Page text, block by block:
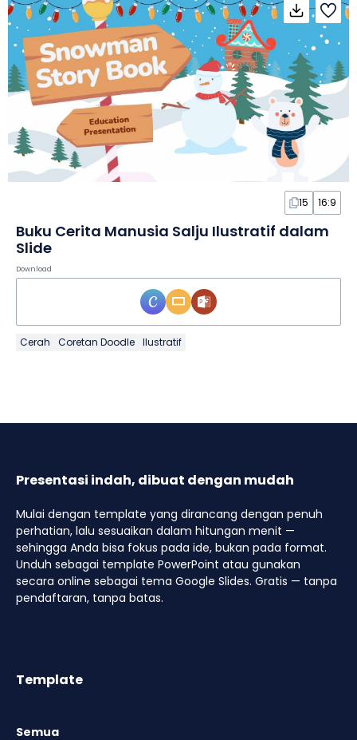
15 16:9
Buku Cerita Manusia Salju Ilustratif dalam
Slide
Download
Cerah Coretan Doodle Ilustratif
Presentasi indah, dibuat dengan mudah
Mulai dengan template yang dirancang dengan penuh
perhatian, lalu sesuaikan dalam hitungan menit —
sehingga Anda bisa fokus pada ide, bukan pada format.
Unduh sebagai template PowerPoint atau gunakan
secara online sebagai tema Google Slides. Gratis — tanpa
pendaftaran, tanpa batas.
Template
Semua